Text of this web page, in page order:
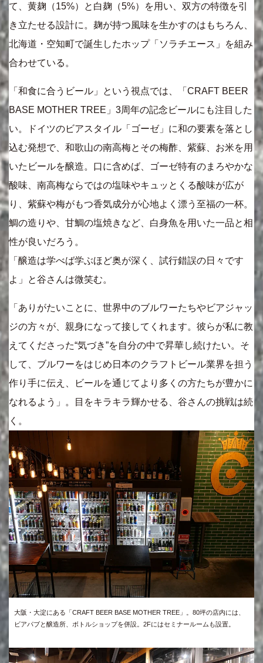
て、黄麹（15%）と白麹（5%）を用い、双方の特徴を引
き立たせる設計に。麹が持つ風味を生かすのはもちろん、
北海道・空知町で誕生したホップ「ソラチエース」を組み
合わせている。
「和食に合うビール」という視点では、「CRAFT BEER
BASE MOTHER TREE」3周年の記念ビールにも注目した
い。ドイツのビアスタイル「ゴーゼ」に和の要素を落とし
込む発想で、和歌山の南高梅とその梅酢、紫蘇、お米を用
いたビールを醸造。口に含めば、ゴーゼ特有のまろやかな
酸味、南高梅ならではの塩味やキュッとくる酸味が広が
り、紫蘇や梅がもつ香気成分が心地よく漂う至福の一杯。
鯛の造りや、甘鯛の塩焼きなど、白身魚を用いた一品と相
性が良いだろう。
「醸造は学べば学ぶほど奥が深く、試行錯誤の日々です
よ」と谷さんは微笑む。
「ありがたいことに、世界中のブルワーたちやビアジャッ
ジの方々が、親身になって接してくれます。彼らが私に教
えてくださった“気づき”を自分の中で昇華し続けたい。そ
して、ブルワーをはじめ日本のクラフトビール業界を担う
作り手に伝え、ビールを通じてより多くの方たちが豊かに
なれるよう」。目をキラキラ輝かせる、谷さんの挑戦は続
く。
大阪・大淀にある「CRAFT BEER BASE MOTHER TREE」。80坪の店内には、
ビアパブと醸造所、ボトルショップを併設。2Fにはセミナールームも設置。